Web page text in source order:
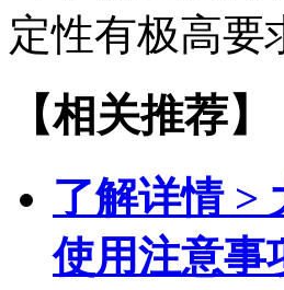
定性有极高要
【相关推荐】
了解详情 >
使用注意事